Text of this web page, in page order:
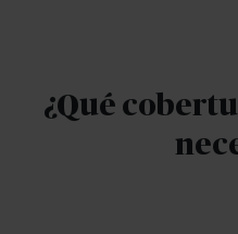
¿Qué